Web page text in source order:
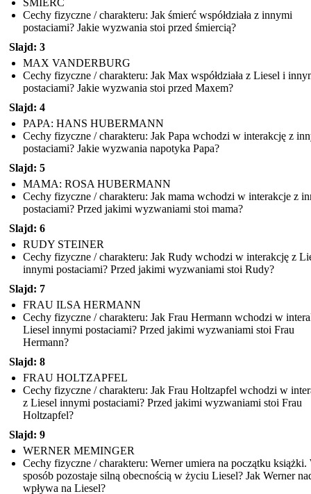
ŚMIERĆ
Cechy fizyczne / charakteru: Jak śmierć współdziała z innymi
postaciami? Jakie wyzwania stoi przed śmiercią?
Slajd: 3
MAX VANDERBURG
Cechy fizyczne / charakteru: Jak Max współdziała z Liesel i
postaciami? Jakie wyzwania stoi przed Maxem?
Slajd: 4
PAPA: HANS HUBERMANN
Cechy fizyczne / charakteru: Jak Papa wchodzi w interakcję z
postaciami? Jakie wyzwania napotyka Papa?
Slajd: 5
MAMA: ROSA HUBERMANN
Cechy fizyczne / charakteru: Jak mama wchodzi w interakcje z
postaciami? Przed jakimi wyzwaniami stoi mama?
Slajd: 6
RUDY STEINER
Cechy fizyczne / charakteru: Jak Rudy wchodzi w interakcję z
innymi postaciami? Przed jakimi wyzwaniami stoi Rudy?
Slajd: 7
FRAU ILSA HERMANN
Cechy fizyczne / charakteru: Jak Frau Hermann wchodzi w
Liesel innymi postaciami? Przed jakimi wyzwaniami stoi Frau
Hermann?
Slajd: 8
FRAU HOLTZAPFEL
Cechy fizyczne / charakteru: Jak Frau Holtzapfel wchodzi w
z Liesel innymi postaciami? Przed jakimi wyzwaniami stoi Frau
Holtzapfel?
Slajd: 9
WERNER MEMINGER
Cechy fizyczne / charakteru: Werner umiera na początku
sposób pozostaje silną obecnością w życiu Liesel? Jak Werner
wpływa na Liesel?